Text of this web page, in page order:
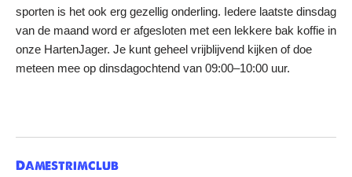
sporten is het ook erg gezellig onderling. Iedere laatste dinsdag
van de maand word er afgesloten met een lekkere bak koffie in
onze HartenJager. Je kunt geheel vrijblijvend kijken of doe
meteen mee op dinsdagochtend van 09:00–10:00 uur.
Damestrimclub